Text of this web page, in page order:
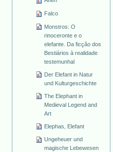
Falco
Monstros: O
rinoceronte e o
elefante. Da ficção dos
Bestiários à realidade
testemunhal
Der Elefant in Natur
und Kulturgeschichte
The Elephant in
Medieval Legend and
Art
Elephas, Elefant
Ungeheuer und
magische Lebewesen